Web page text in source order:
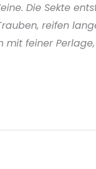
Die Sekte
reifen
mit feiner